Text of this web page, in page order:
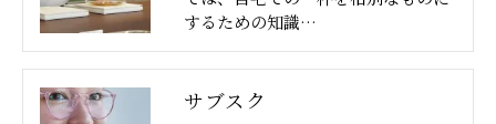
するための知識…
サブスク